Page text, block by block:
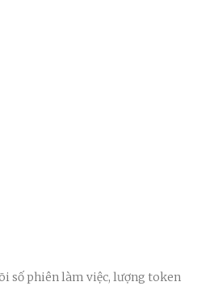
số phiên làm việc, lượng token